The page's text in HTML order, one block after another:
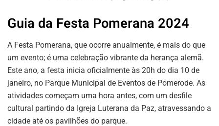
Guia da Festa Pomerana 2024
A Festa Pomerana, que ocorre anualmente, é mais do que
um evento; é uma celebração vibrante da herança alemã.
Este ano, a festa inicia oficialmente às 20h do dia 10 de
janeiro, no Parque Municipal de Eventos de Pomerode. As
atividades começam uma hora antes, com um desfile
cultural partindo da Igreja Luterana da Paz, atravessando a
cidade até os pavilhões do parque.